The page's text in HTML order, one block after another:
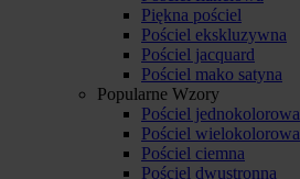
Piękna pościel
Pościel ekskluzywna
Pościel jacquard
Pościel mako satyna
Popularne Wzory
Pościel jednokolorowa
Pościel wielokolorowa
Pościel ciemna
Pościel dwustronna